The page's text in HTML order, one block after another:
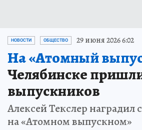
НОВОСТИ ОБЩЕСТВО 29 июня 2026 6:02
На «Атомный
Челябинске
выпускников
Алексей Текслер наградил
на «Атомном выпускном»